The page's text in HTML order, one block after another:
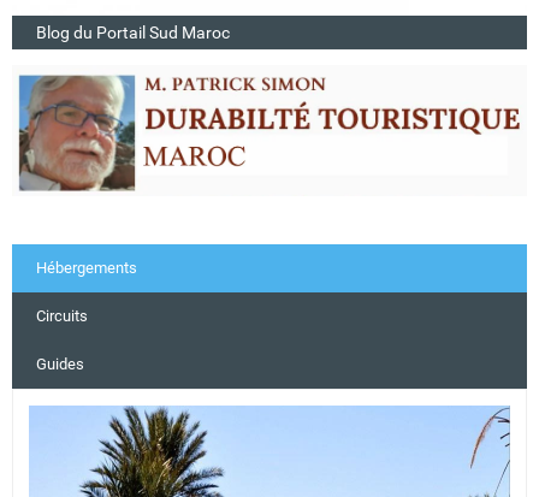
Blog du Portail Sud Maroc
Hébergements
Circuits
Guides